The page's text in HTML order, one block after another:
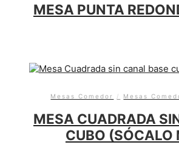
MESA PUNTA
Mesas Comedor / Mesas
MESA CUADRADA
CUBO (SÓCALO